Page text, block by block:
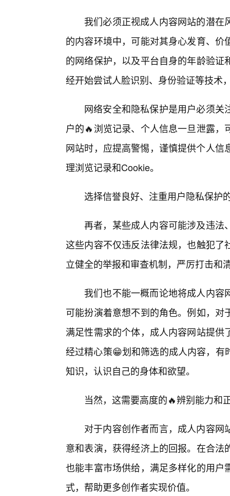
我们必须正视成人内容网站的潜
的内容环境中，可能对其身心发育、
的网络保护，以及平台自身的年龄验
经开始尝试人脸识别、身份验证等技术
网络安全和隐私保护是用户必须
户的🔥浏览记录、个人信息一旦泄露
网站时，应提高警惕，谨慎提供个人
理浏览记录和Cookie。
选择信誉良好、注重用户隐私保护
再者，某些成人内容可能涉及违法
这些内容不仅违反法律法规，也触犯
立健全的举报和审查机制，严厉打击和
我们也不能一概而论地将成人内
可能扮演着意想不到的角色。例如，
满足性需求的个体，成人内容网站提
经过精心策😁划和筛选的成人内容，
知识，认识自己的身体和欲望。
当然，这需要高度的🔥辨别能力和
对于内容创作者而言，成人内容
意和表演，获得经济上的回报。在合
也能丰富市场供给，满足多样化的用
式，帮助更多创作者实现价值。